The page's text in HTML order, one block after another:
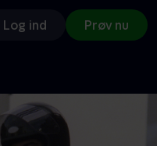
Log ind Prøv nu